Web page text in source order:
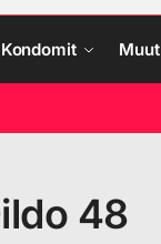
Kondomit
48